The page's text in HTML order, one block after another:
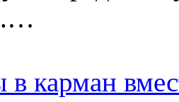
карман